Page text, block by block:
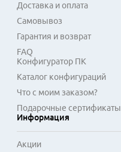
Доставка и оплата
Самовывоз
Гарантия и возврат
FAQ
Конфигуратор ПК
Каталог конфигураций
Что с моим заказом?
Подарочные сертификаты
Информация
Акции